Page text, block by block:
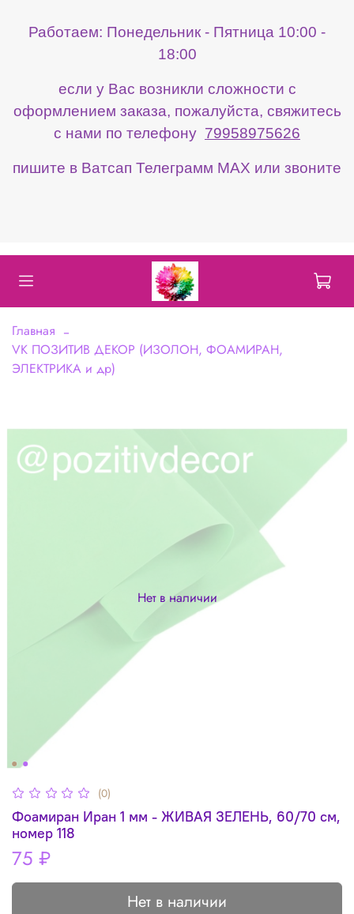
Работаем: Понедельник - Пятница 10:00 -
18:00
если у Вас возникли сложности с
оформлением заказа, пожалуйста, свяжитесь
с нами по телефону 79958975626
пишите в Ватсап Телеграмм МАХ или звоните
Главная
VK ПОЗИТИВ ДЕКОР (ИЗОЛОН, ФОАМИРАН,
ЭЛЕКТРИКА и др)
Нет в наличии
(0)
Фоамиран Иран 1 мм - ЖИВАЯ ЗЕЛЕНЬ, 60/70 см,
номер 118
75 ₽
Нет в наличии